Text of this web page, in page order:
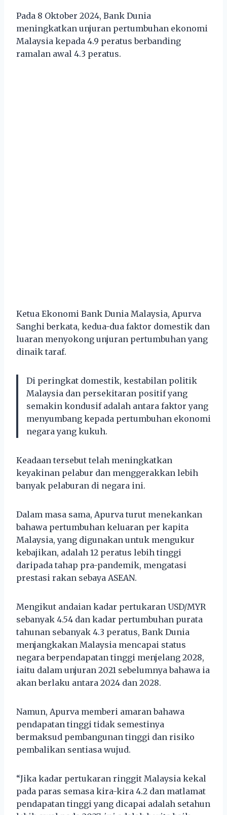
Pada 8 Oktober 2024, Bank Dunia
meningkatkan unjuran pertumbuhan ekonomi
Malaysia kepada 4.9 peratus berbanding
ramalan awal 4.3 peratus.
Ketua Ekonomi Bank Dunia Malaysia, Apurva
Sanghi berkata, kedua-dua faktor domestik dan
luaran menyokong unjuran pertumbuhan yang
dinaik taraf.
Di peringkat domestik, kestabilan politik
Malaysia dan persekitaran positif yang
semakin kondusif adalah antara faktor yang
menyumbang kepada pertumbuhan ekonomi
negara yang kukuh.
Keadaan tersebut telah meningkatkan
keyakinan pelabur dan menggerakkan lebih
banyak pelaburan di negara ini.
Dalam masa sama, Apurva turut menekankan
bahawa pertumbuhan keluaran per kapita
Malaysia, yang digunakan untuk mengukur
kebajikan, adalah 12 peratus lebih tinggi
daripada tahap pra-pandemik, mengatasi
prestasi rakan sebaya ASEAN.
Mengikut andaian kadar pertukaran USD/MYR
sebanyak 4.54 dan kadar pertumbuhan purata
tahunan sebanyak 4.3 peratus, Bank Dunia
menjangkakan Malaysia mencapai status
negara berpendapatan tinggi menjelang 2028,
iaitu dalam unjuran 2021 sebelumnya bahawa ia
akan berlaku antara 2024 dan 2028.
Namun, Apurva memberi amaran bahawa
pendapatan tinggi tidak semestinya
bermaksud pembangunan tinggi dan risiko
pembalikan sentiasa wujud.
“Jika kadar pertukaran ringgit Malaysia kekal
pada paras semasa kira-kira 4.2 dan matlamat
pendapatan tinggi yang dicapai adalah setahun